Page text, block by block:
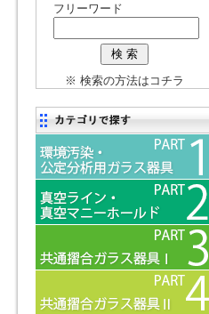
フリーワード
※ 検索の方法はコチラ